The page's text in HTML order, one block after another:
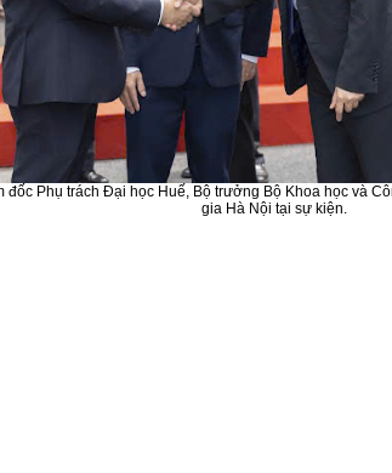
đốc Phụ trách Đại học Huế, Bộ trưởng Bộ Khoa học và
gia Hà Nội tại sự kiện.